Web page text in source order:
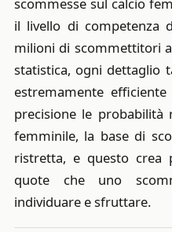
scommesse sul calcio
il livello di competenza
milioni di scommettitori
statistica, ogni dettaglio
estremamente
precisione le probabilità
femminile, la base di
ristretta, e questo crea
quote che uno
individuare e sfruttare.